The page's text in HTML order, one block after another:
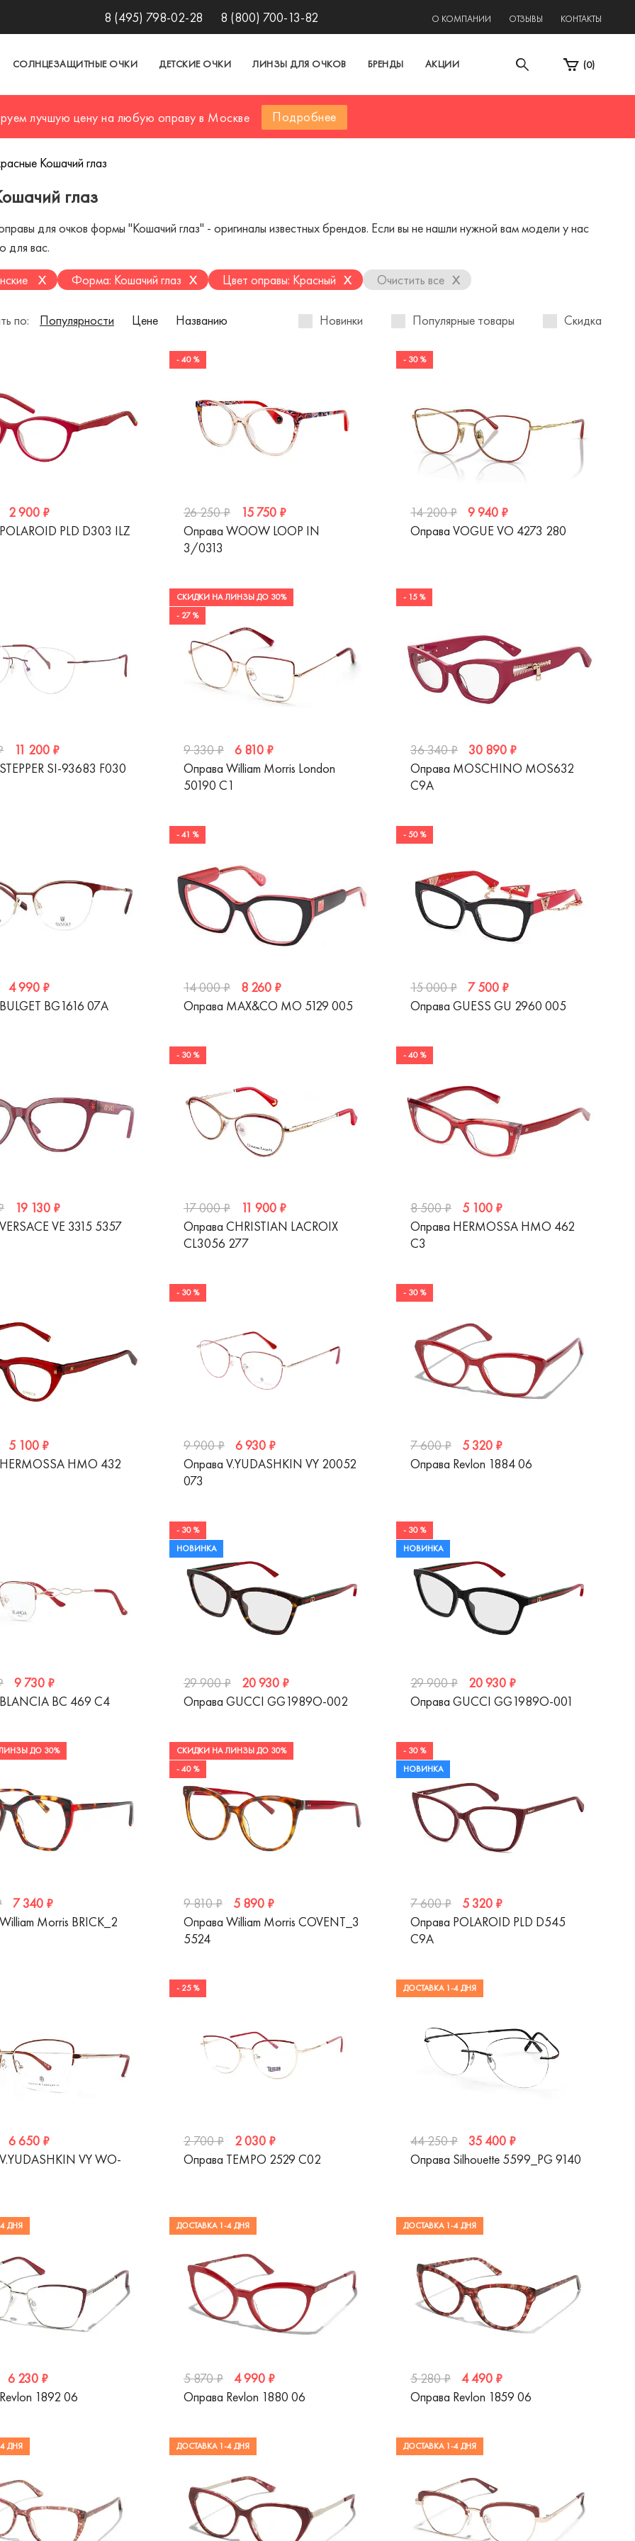
8 (495) 798-02-28 8 (800) 700-13-82 О КОМПАНИИ ОТЗЫВЫ КОНТАКТЫ
СОЛНЦЕЗАЩИТНЫЕ ОЧКИ ДЕТСКИЕ ОЧКИ ЛИНЗЫ ДЛЯ ОЧКОВ БРЕНДЫ АКЦИИ (0)
лучшую цену на любую оправу в Москве Подробнее
Кошачий глаз
глаз
для очков формы "Кошачий глаз" - оригиналы известных брендов. Если вы не нашли нужной вам модели у нас
для вас.
x Форма: Кошачий глаз x Цвет оправы: Красный x Очистить все x
по: Популярности Цене Названию Новинки Популярные товары Скидка
2 900 ₽
PLD D303 ILZ
- 40 %
26 250 ₽
15 750 ₽
Оправа WOOW LOOP IN
3/0313
- 30 %
14 200 ₽
9 940 ₽
Оправа VOGUE VO 4273 280
11 200 ₽
SI-93683 F030
СКИДКИ НА ЛИНЗЫ ДО 30%
- 27 %
9 330 ₽
6 810 ₽
Оправа William Morris London
50190 C1
- 15 %
36 340 ₽
30 890 ₽
Оправа MOSCHINO MOS632
C9A
4 990 ₽
BG1616 07A
- 41 %
14 000 ₽
8 260 ₽
Оправа MAX&CO MO 5129 005
- 50 %
15 000 ₽
7 500 ₽
Оправа GUESS GU 2960 005
19 130 ₽
VE 3315 5357
- 30 %
17 000 ₽
11 900 ₽
Оправа CHRISTIAN LACROIX
CL3056 277
- 40 %
8 500 ₽
5 100 ₽
Оправа HERMOSSA HMO 462
C3
5 100 ₽
HMO 432
- 30 %
9 900 ₽
6 930 ₽
Оправа V.YUDASHKIN VY 20052
073
- 30 %
7 600 ₽
5 320 ₽
Оправа Revlon 1884 06
9 730 ₽
BC 469 C4
- 30 %
НОВИНКА
29 900 ₽
20 930 ₽
Оправа GUCCI GG1989O-002
- 30 %
НОВИНКА
29 900 ₽
20 930 ₽
Оправа GUCCI GG1989O-001
ДО 30%
7 340 ₽
Morris BRICK_2
СКИДКИ НА ЛИНЗЫ ДО 30%
- 40 %
9 810 ₽
5 890 ₽
Оправа William Morris COVENT_3
5524
- 30 %
НОВИНКА
7 600 ₽
5 320 ₽
Оправа POLAROID PLD D545
C9A
6 650 ₽
VY WO-
- 25 %
2 700 ₽
2 030 ₽
Оправа TEMPO 2529 C02
ДОСТАВКА 1-4 ДНЯ
44 250 ₽
35 400 ₽
Оправа Silhouette 5599_PG 9140
ДНЯ
6 230 ₽
1892 06
ДОСТАВКА 1-4 ДНЯ
5 870 ₽
4 990 ₽
Оправа Revlon 1880 06
ДОСТАВКА 1-4 ДНЯ
5 280 ₽
4 490 ₽
Оправа Revlon 1859 06
ДНЯ ДОСТАВКА 1-4 ДНЯ ДОСТАВКА 1-4 ДНЯ